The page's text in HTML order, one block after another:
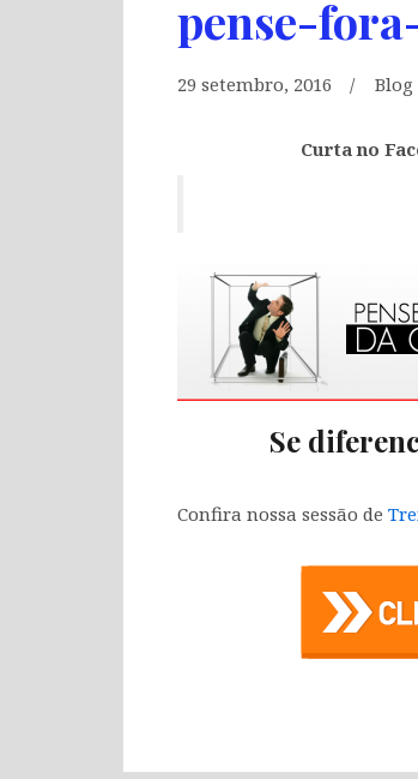
pense-
29 setembro, 2016 Blog
Curta no
Se
Confira nossa sessão de